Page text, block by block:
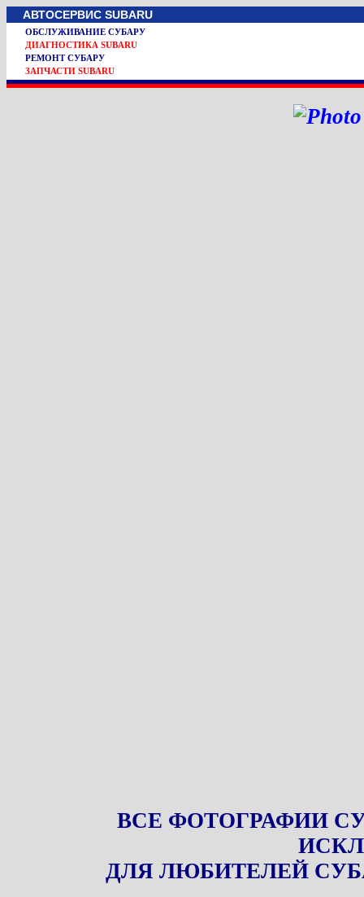
АВТОСЕРВИС SUBARU
ОБСЛУЖИВАНИЕ СУБАРУ
ДИАГНОСТИКА SUBARU
РЕМОНТ СУБАРУ
ЗАПЧАСТИ SUBARU
ВСЕ ФОТОГРАФИИ
ДЛЯ ЛЮБИТЕЛЕЙ